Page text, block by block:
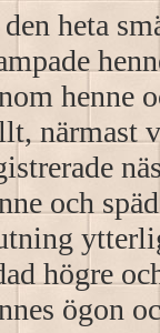
heta
henne
närmast
och
högre
ögon